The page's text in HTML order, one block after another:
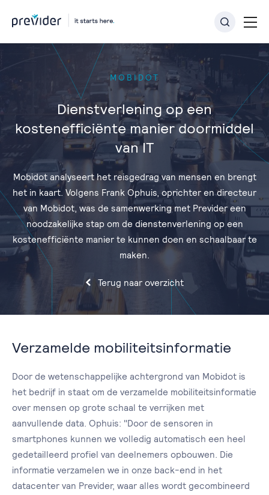
MOBIDOT
Dienstverlening op een
kostenefficiënte manier doormiddel
van IT
Mobidot analyseert het reisgedrag van mensen en brengt
het in kaart. Volgens Frank Ophuis, oprichter en directeur
van Mobidot, was de samenwerking met Previder een
noodzakelijke stap om de dienstenverlening op een
kostenefficiënte manier te kunnen doen en schaalbaar te
maken.
Terug naar overzicht
Verzamelde mobiliteitsinformatie
Door de wetenschappelijke achtergrond van Mobidot is
het bedrijf in staat om de verzamelde mobiliteitsinformatie
over mensen op grote schaal te verrijken met
aanvullende data. Ophuis: "Door de sensoren in
smartphones kunnen we volledig automatisch een heel
gedetailleerd profiel van deelnemers opbouwen. Die
informatie verzamelen we in onze back-end in het
datacenter van Previder, waar alles wordt gecombineerd